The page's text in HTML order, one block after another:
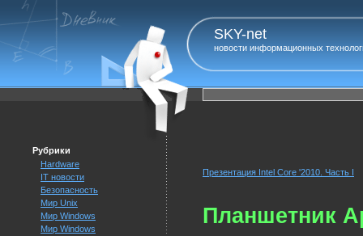
SKY-net
новости информационных
Рубрики
Hardware
IT новости
Безопасность
Мир Unix
Мир Windows
Мир Windows
Презентация Intel Core '2010. Часть I
Планшетник